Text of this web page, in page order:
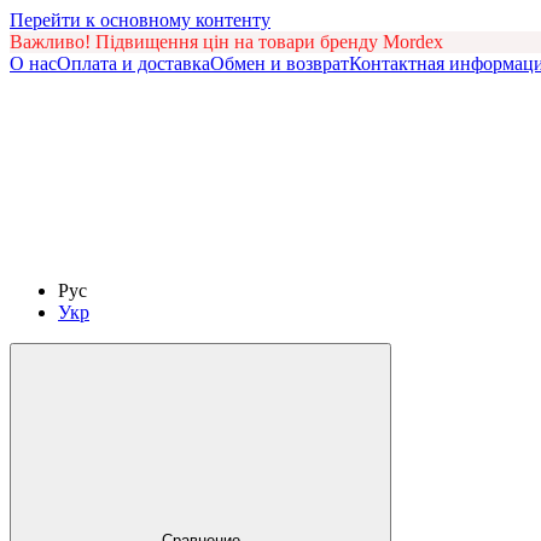
Перейти к основному контенту
Важливо! Підвищення цін на товари бренду Mordex
О насОплата и доставкаОбмен и возвратКонтактная
Рус
Укр